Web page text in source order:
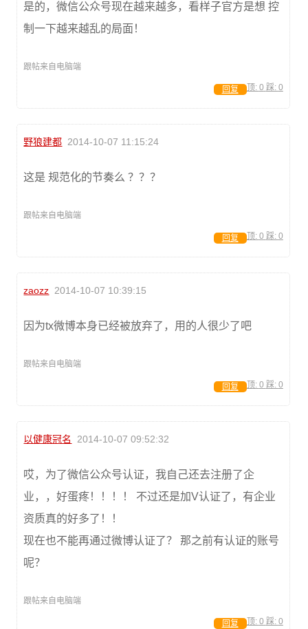
是的，微信公众号现在越来越多，看样子官方是想 控
制一下越来越乱的局面！
跟帖来自电脑端
顶: 0 踩: 0
回复
野狼建都 2014-10-07 11:15:24
这是 规范化的节奏么 ？？？
跟帖来自电脑端
顶: 0 踩: 0
回复
zaozz 2014-10-07 10:39:15
因为tx微博本身已经被放弃了，用的人很少了吧
跟帖来自电脑端
顶: 0 踩: 0
回复
以健康冠名 2014-10-07 09:52:32
哎，为了微信公众号认证，我自己还去注册了企
业，，好蛋疼！！！！ 不过还是加V认证了，有企业
资质真的好多了！！
现在也不能再通过微博认证了？ 那之前有认证的账号
呢？
跟帖来自电脑端
顶: 0 踩: 0
回复